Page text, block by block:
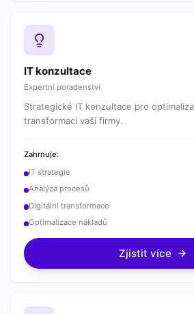
IT konzultace
Expertní poradenství
Strategické IT konzultace pro
transformaci vaší firmy.
Zahrnuje:
IT strategie
Analýza procesů
Digitální transformace
Optimalizace nákladů
Zjistit více